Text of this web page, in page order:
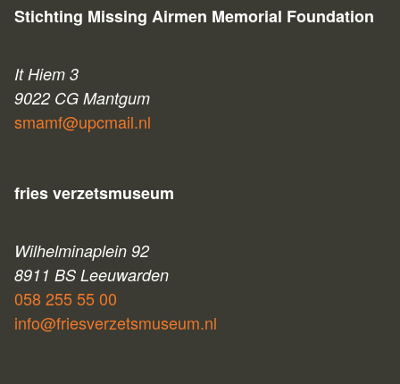
Stichting Missing Airmen Memorial Foundation
It Hiem 3
9022 CG Mantgum
smamf@upcmail.nl
fries verzetsmuseum
Wilhelminaplein 92
8911 BS Leeuwarden
058 255 55 00
info@friesverzetsmuseum.nl